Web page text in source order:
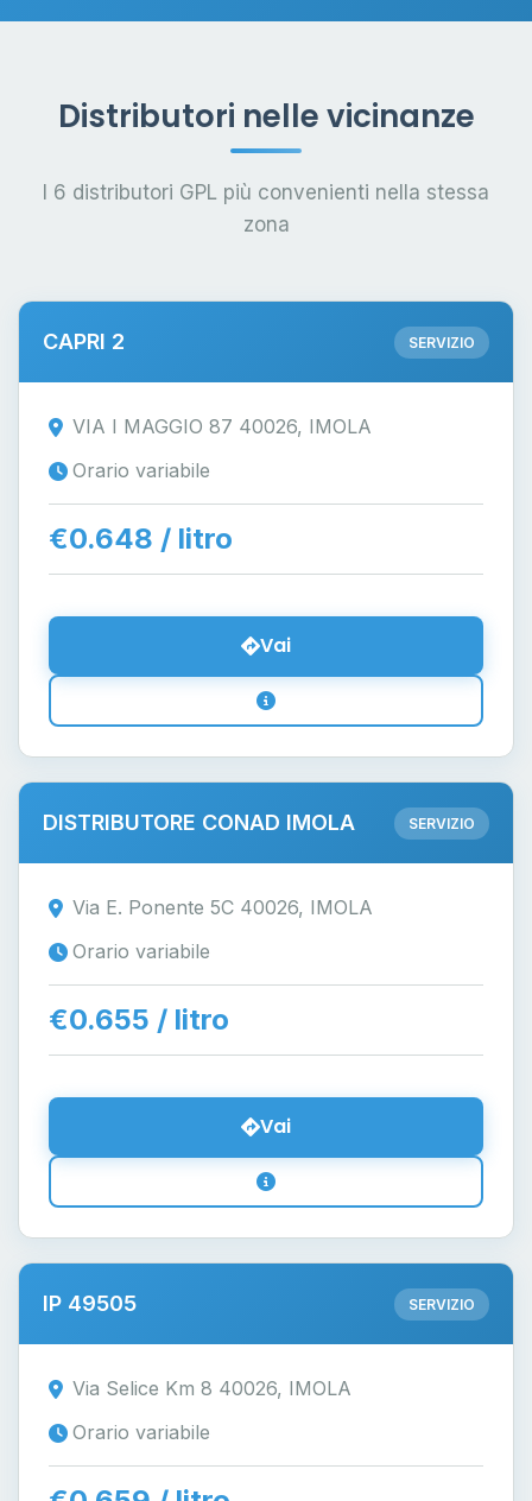
Distributori nelle vicinanze
I 6 distributori GPL più convenienti nella stessa
zona
CAPRI 2 SERVIZIO
VIA I MAGGIO 87 40026, IMOLA
Orario variabile
€0.648 / litro
Vai
DISTRIBUTORE CONAD IMOLA SERVIZIO
Via E. Ponente 5C 40026, IMOLA
Orario variabile
€0.655 / litro
Vai
IP 49505 SERVIZIO
Via Selice Km 8 40026, IMOLA
Orario variabile